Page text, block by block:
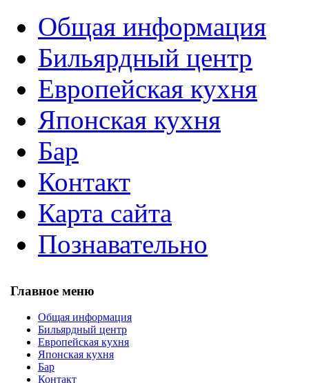
Общая информация
Бильярдный центр
Европейская кухня
Японская кухня
Бар
Контакт
Карта сайта
Познавательно
Главное меню
Общая информация
Бильярдный центр
Европейская кухня
Японская кухня
Бар
Контакт